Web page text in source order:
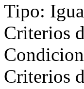
Tipo:
Criterios
Criterios